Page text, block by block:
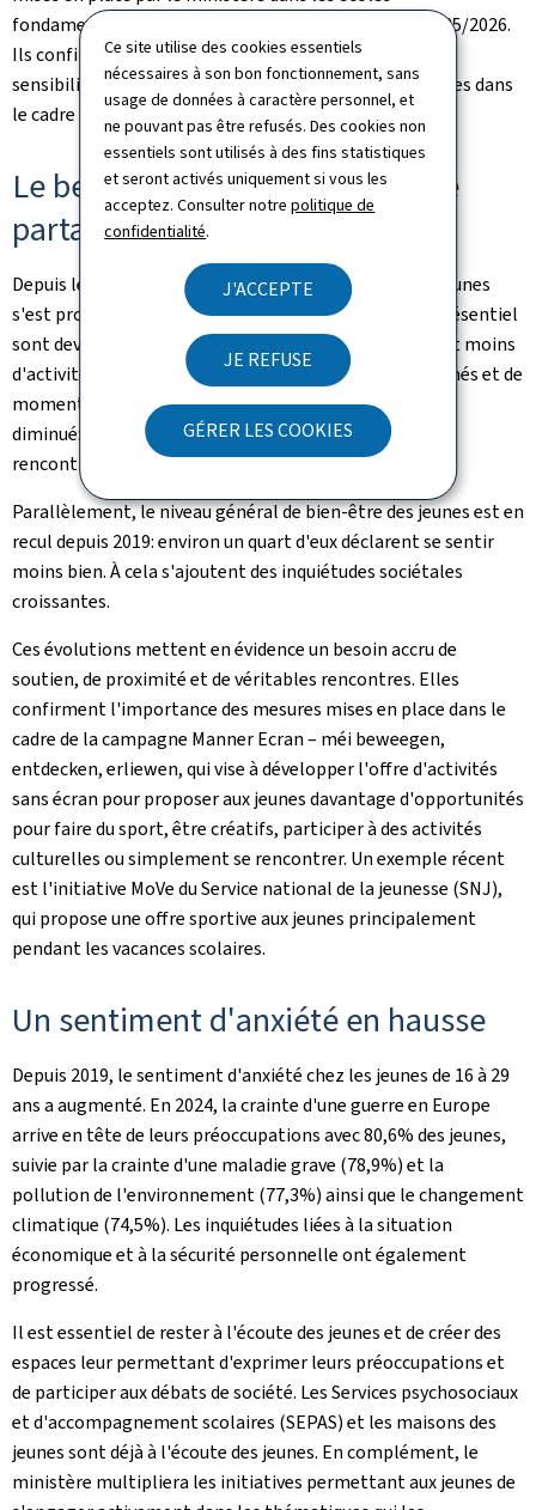
Ce site utilise des cookies essentiels
nécessaires à son bon fonctionnement, sans
usage de données à caractère personnel, et
ne pouvant pas être refusés. Des cookies non
essentiels sont utilisés à des fins statistiques
et seront activés uniquement si vous les
acceptez. Consulter notrepolitique de
confidentialité.
J'ACCEPTE
JE REFUSE
GÉRER LES COOKIES
fondamentales, les maisons relais et les lycées en 2025/2026.
Ils confirment également le bien-fondé des actions de
sensibilisation menées auprès des jeunes et des familles dans
le cadre de la campagne Screen-Life-Balance.
Le besoin de se rencontrer et de
partager des expériences
Depuis le rapport de 2020, le quotidien de nombreux jeunes
s'est profondément transformé. Les rencontres en présentiel
sont devenues moins fréquentes. Les jeunes pratiquent moins
d'activités de loisirs. Les occasions d'échanges spontanés et de
moments partagés en face à face ont ainsi nettement
diminué: seulement 13,3% des jeunes de 12 à 29 ans
rencontrent leurs amis au moins 20 jours par mois.
Parallèlement, le niveau général de bien-être des jeunes est en
recul depuis 2019: environ un quart d'eux déclarent se sentir
moins bien. À cela s'ajoutent des inquiétudes sociétales
croissantes.
Ces évolutions mettent en évidence un besoin accru de
soutien, de proximité et de véritables rencontres. Elles
confirment l'importance des mesures mises en place dans le
cadre de la campagne Manner Ecran – méi beweegen,
entdecken, erliewen, qui vise à développer l'offre d'activités
sans écran pour proposer aux jeunes davantage d'opportunités
pour faire du sport, être créatifs, participer à des activités
culturelles ou simplement se rencontrer. Un exemple récent
est l'initiative MoVedu Service national de la jeunesse (SNJ),
qui propose une offre sportive aux jeunes principalement
pendant les vacances scolaires.
Un sentiment d'anxiété en hausse
Depuis 2019, le sentiment d'anxiété chez les jeunes de 16 à 29
ans a augmenté. En 2024, la crainte d'une guerre en Europe
arrive en tête de leurs préoccupations avec 80,6% des jeunes,
suivie par la crainte d'une maladie grave (78,9%) et la
pollution de l'environnement (77,3%) ainsi que le changement
climatique (74,5%). Les inquiétudes liées à la situation
économique et à la sécurité personnelle ont également
progressé.
Il est essentiel de rester à l'écoute des jeunes et de créer des
espaces leur permettant d'exprimer leurs préoccupations et
de participer aux débats de société. Les Services psychosociaux
et d'accompagnement scolaires (SEPAS) et les maisons des
jeunes sont déjà à l'écoute des jeunes. En complément, le
ministère multipliera les initiatives permettant aux jeunes de